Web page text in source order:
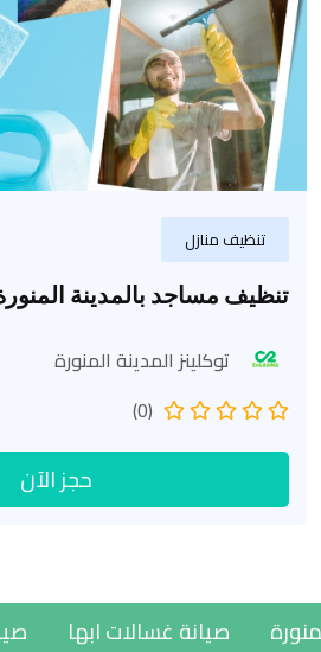
تنظيف منازل
تنظيف مساجد بالمدينة
توكلينز المدينة المنورة
(0)
حجز الآن
المنورة صيانة غسالات ابها